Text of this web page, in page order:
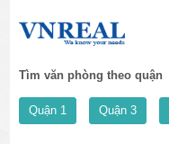
Tìm văn phòng theo quận
Quận 1 Quận 3